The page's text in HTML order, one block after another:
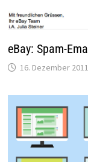
eBay: Spam-
16. Dezember 2011